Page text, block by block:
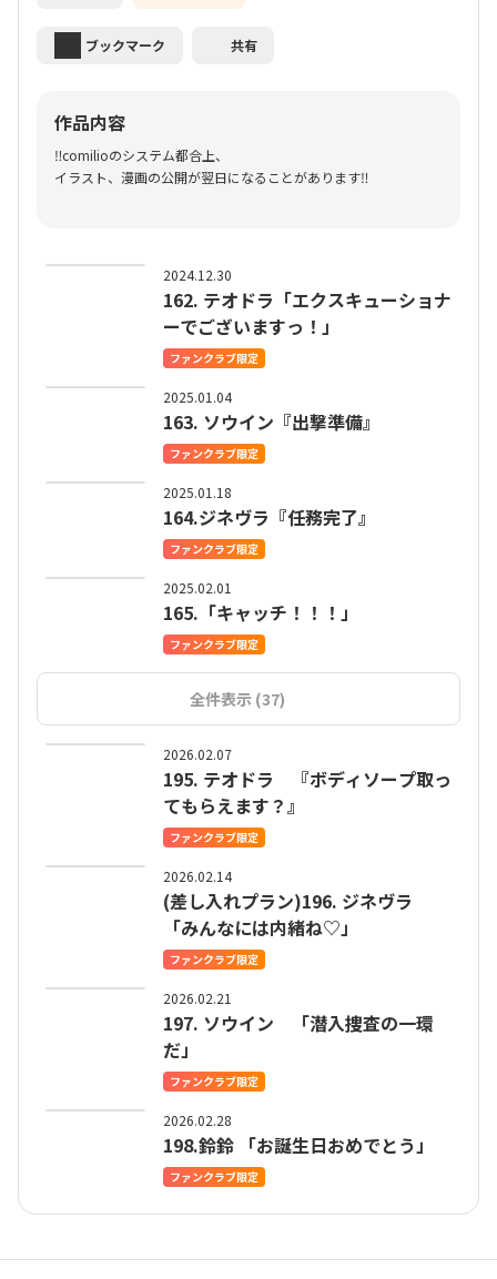
ブックマーク 共有
作品内容
‼️comilioのシステム都合上、
イラスト、漫画の公開が翌日になることがあります‼️
2024.12.30
162. テオドラ「エクスキューショナ
ーでございますっ！」
ファンクラブ限定
2025.01.04
163. ソウイン『出撃準備』
ファンクラブ限定
2025.01.18
164.ジネヴラ『任務完了』
ファンクラブ限定
2025.02.01
165.「キャッチ！！！」
ファンクラブ限定
全件表示 (37)
2026.02.07
195. テオドラ 『ボディソープ取っ
てもらえます？』
ファンクラブ限定
2026.02.14
(差し入れプラン)196. ジネヴラ
「みんなには内緒ね♡」
ファンクラブ限定
2026.02.21
197. ソウイン 「潜入捜査の一環
だ」
ファンクラブ限定
2026.02.28
198.鈴鈴 「お誕生日おめでとう」
ファンクラブ限定